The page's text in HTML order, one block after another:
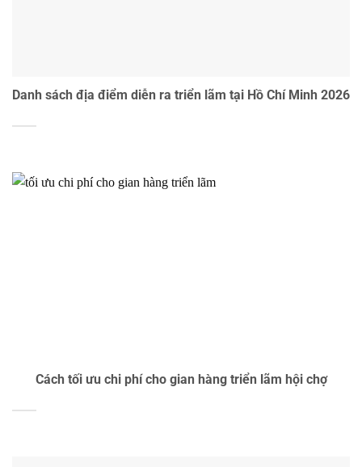
Danh sách địa điểm diễn ra triển lãm tại Hồ Chí Minh 2026
Cách tối ưu chi phí cho gian hàng triển lãm hội chợ